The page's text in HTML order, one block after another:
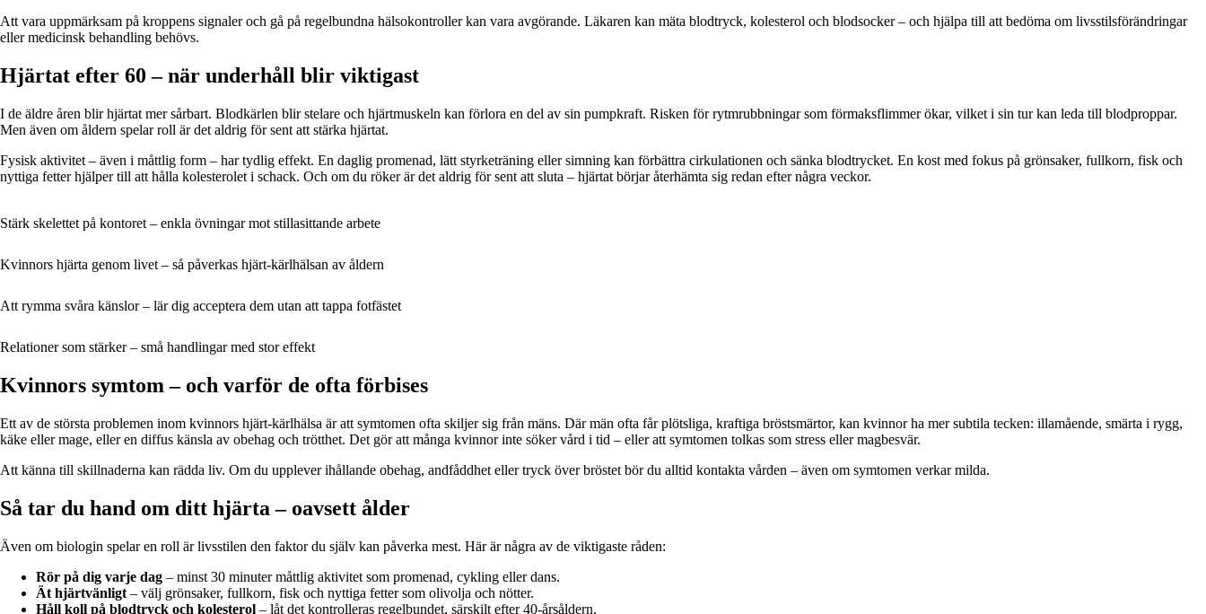
Att vara uppmärksam på kroppens signaler och gå på regelbundna hälsokontroller kan vara avgörande. Läkaren kan mäta blodtryck, kolesterol och blodsocker – och hjälpa till att bedöma om livsstilsförändringar
eller medicinsk behandling behövs.
Hjärtat efter 60 – när underhåll blir viktigast
I de äldre åren blir hjärtat mer sårbart. Blodkärlen blir stelare och hjärtmuskeln kan förlora en del av sin pumpkraft. Risken för rytmrubbningar som förmaksflimmer ökar, vilket i sin tur kan leda till blodproppar.
Men även om åldern spelar roll är det aldrig för sent att stärka hjärtat.
Fysisk aktivitet – även i måttlig form – har tydlig effekt. En daglig promenad, lätt styrketräning eller simning kan förbättra cirkulationen och sänka blodtrycket. En kost med fokus på grönsaker, fullkorn, fisk och
nyttiga fetter hjälper till att hålla kolesterolet i schack. Och om du röker är det aldrig för sent att sluta – hjärtat börjar återhämta sig redan efter några veckor.
Stärk skelettet på kontoret – enkla övningar mot stillasittande arbete
Kvinnors hjärta genom livet – så påverkas hjärt-kärlhälsan av åldern
Att rymma svåra känslor – lär dig acceptera dem utan att tappa fotfästet
Relationer som stärker – små handlingar med stor effekt
Kvinnors symtom – och varför de ofta förbises
Ett av de största problemen inom kvinnors hjärt-kärlhälsa är att symtomen ofta skiljer sig från mäns. Där män ofta får plötsliga, kraftiga bröstsmärtor, kan kvinnor ha mer subtila tecken: illamående, smärta i rygg,
käke eller mage, eller en diffus känsla av obehag och trötthet. Det gör att många kvinnor inte söker vård i tid – eller att symtomen tolkas som stress eller magbesvär.
Att känna till skillnaderna kan rädda liv. Om du upplever ihållande obehag, andfåddhet eller tryck över bröstet bör du alltid kontakta vården – även om symtomen verkar milda.
Så tar du hand om ditt hjärta – oavsett ålder
Även om biologin spelar en roll är livsstilen den faktor du själv kan påverka mest. Här är några av de viktigaste råden:
Rör på dig varje dag – minst 30 minuter måttlig aktivitet som promenad, cykling eller dans.
Ät hjärtvänligt – välj grönsaker, fullkorn, fisk och nyttiga fetter som olivolja och nötter.
Håll koll på blodtryck och kolesterol – låt det kontrolleras regelbundet, särskilt efter 40-årsåldern.